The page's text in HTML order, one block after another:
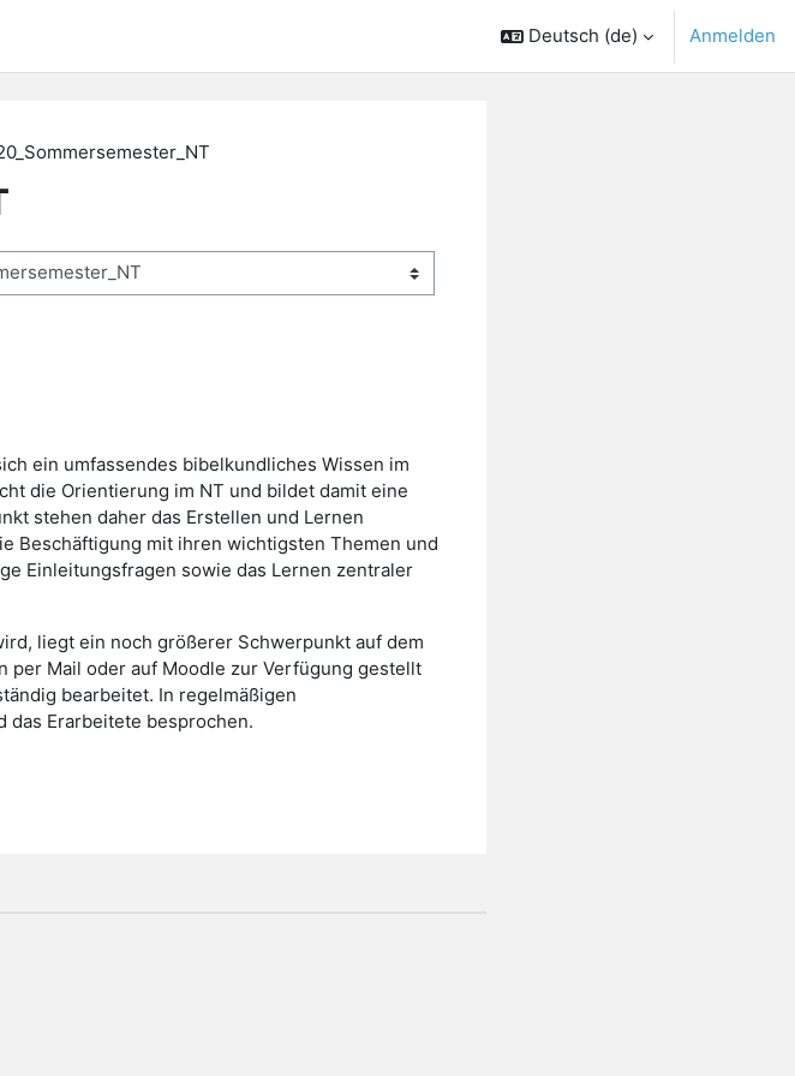
Deutsch ‎(de)‎ Anmelden
ein umfassendes bibelkundliches Wissen im
die Orientierung im NT und bildet damit eine
stehen daher das Erstellen und Lernen
Beschäftigung mit ihren wichtigsten Themen und
Einleitungsfragen sowie das Lernen zentraler
liegt ein noch größerer Schwerpunkt auf dem
Mail oder auf Moodle zur Verfügung gestellt
bearbeitet. In regelmäßigen
das Erarbeitete besprochen.